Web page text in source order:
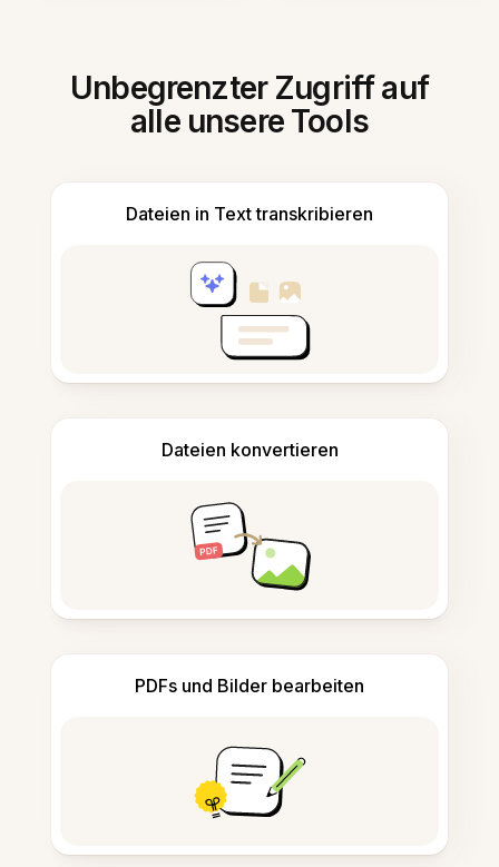
Unbegrenzter Zugriff auf
alle unsere Tools
Dateien in Text transkribieren
Dateien konvertieren
PDFs und Bilder bearbeiten